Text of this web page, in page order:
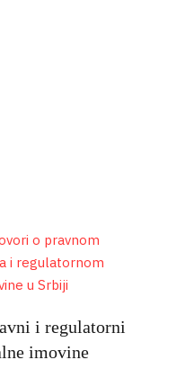
i regulatorni
imovine